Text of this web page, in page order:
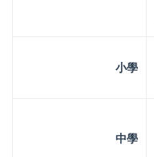
小學
中學